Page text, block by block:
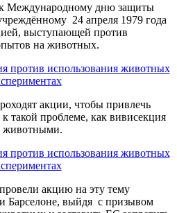
Международному дню защиты
24 апреля 1979 года
выступающей против
на животных.
акции, чтобы привлечь
такой проблеме, как вивисекция
животными.
акцию на эту тему
Барселоне, выйдя с призывом